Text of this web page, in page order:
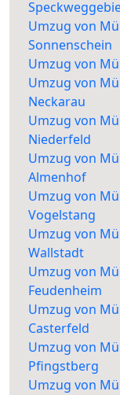
Umzug von
Sonnenschein
Umzug von
Umzug von
Neckarau
Umzug von
Niederfeld
Umzug von
Almenhof
Umzug von
Vogelstang
Umzug von
Wallstadt
Umzug von
Feudenheim
Umzug von
Casterfeld
Umzug von
Pfingstberg
Umzug von